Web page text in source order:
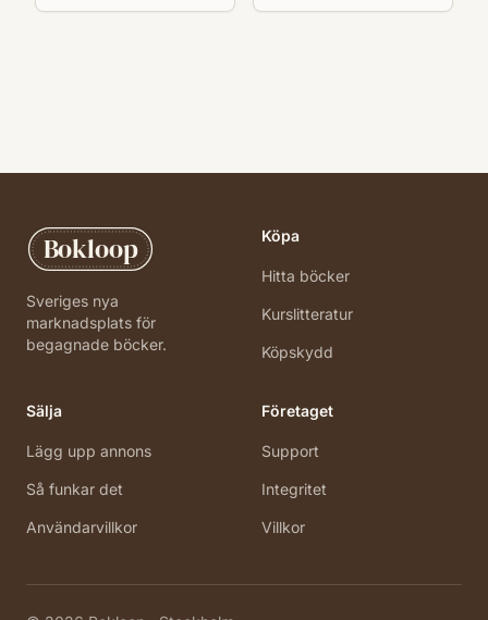
Bokloop
Sveriges nya
marknadsplats för
begagnade böcker.
Köpa
Hitta böcker
Kurslitteratur
Köpskydd
Sälja
Lägg upp annons
Så funkar det
Användarvillkor
Företaget
Support
Integritet
Villkor